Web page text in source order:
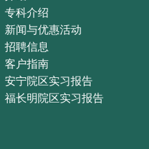
专科介绍
新闻与优惠活动
招聘信息
客户指南
安宁院区实习报告
福长明院区实习报告